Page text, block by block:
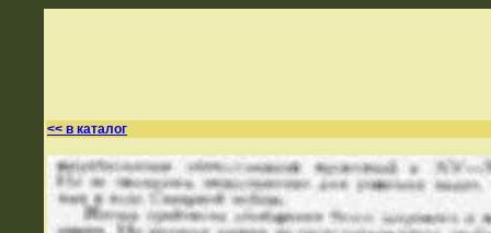
<< в каталог